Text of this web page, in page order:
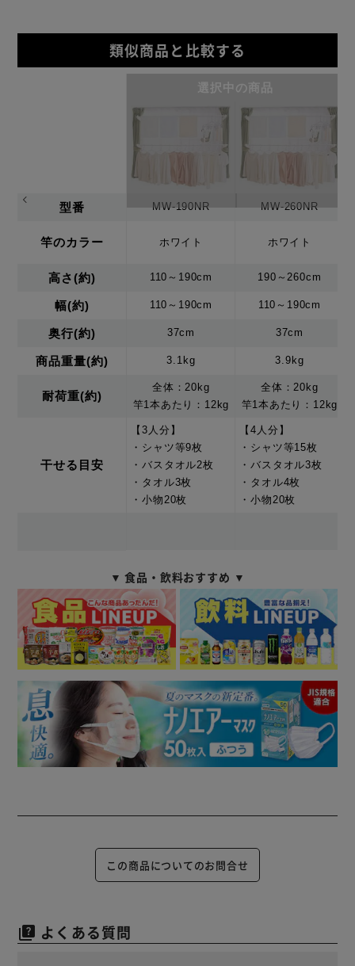
類似商品と比較する
選択中の商品
型番 MW-190NR MW-260NR
竿のカラー ホワイト ホワイト
高さ(約) 110～190cm 190～260cm
幅(約) 110～190cm 110～190cm
奥行(約) 37cm 37cm
商品重量(約) 3.1kg 3.9kg
耐荷重(約)
全体：20kg
竿1本あたり：12kg
全体：20kg
竿1本あたり：12kg
干せる目安
【3人分】
・シャツ等9枚
・バスタオル2枚
・タオル3枚
・小物20枚
【4人分】
・シャツ等15枚
・バスタオル3枚
・タオル4枚
・小物20枚
▼ 食品・飲料おすすめ ▼
この商品についてのお問合せ
quiz よくある質問